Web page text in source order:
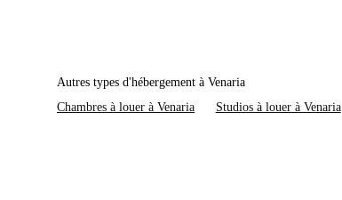
Autres types d'hébergement à Venaria
Chambres à louer à Venaria
Studios à louer à Venaria